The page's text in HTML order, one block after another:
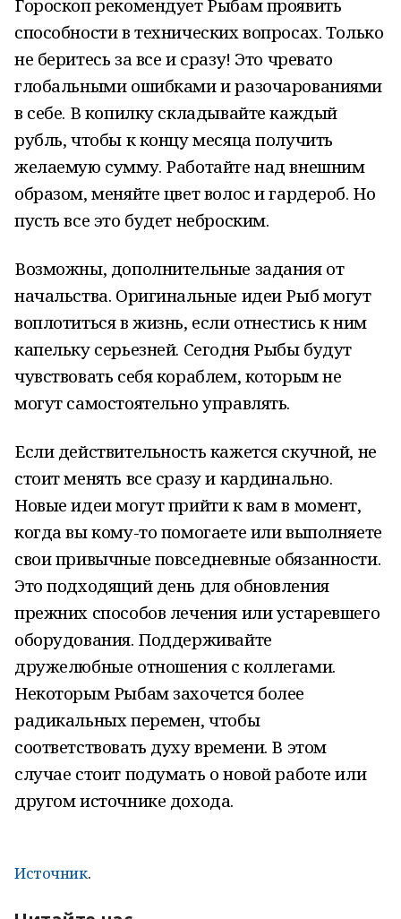
Гороскоп рекомендует Рыбам проявить
способности в технических вопросах. Только
не беритесь за все и сразу! Это чревато
глобальными ошибками и разочарованиями
в себе. В копилку складывайте каждый
рубль, чтобы к концу месяца получить
желаемую сумму. Работайте над внешним
образом, меняйте цвет волос и гардероб. Но
пусть все это будет неброским.
Возможны, дополнительные задания от
начальства. Оригинальные идеи Рыб могут
воплотиться в жизнь, если отнестись к ним
капельку серьезней. Сегодня Рыбы будут
чувствовать себя кораблем, которым не
могут самостоятельно управлять.
Если действительность кажется скучной, не
стоит менять все сразу и кардинально.
Новые идеи могут прийти к вам в момент,
когда вы кому-то помогаете или выполняете
свои привычные повседневные обязанности.
Это подходящий день для обновления
прежних способов лечения или устаревшего
оборудования. Поддерживайте
дружелюбные отношения с коллегами.
Некоторым Рыбам захочется более
радикальных перемен, чтобы
соответствовать духу времени. В этом
случае стоит подумать о новой работе или
другом источнике дохода.
Источник.